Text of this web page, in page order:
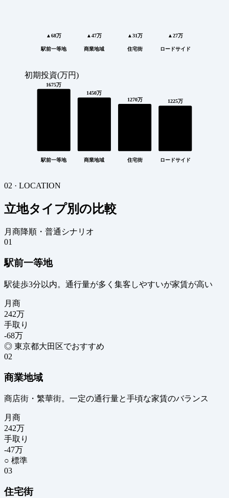
▲68万
駅前一等地
▲47万
商業地域
▲31万
住宅街
▲27万
ロードサイド
初期投資(万円)
1675万
駅前一等地
1450万
商業地域
1270万
住宅街
1225万
ロードサイド
02 · LOCATION
立地タイプ別の比較
月商降順・普通シナリオ
01
駅前一等地
駅徒歩3分以内。通行量が多く集客しやすいが家賃が高い
月商
242万
手取り
-68万
◎ 東京都大田区でおすすめ
02
商業地域
商店街・繁華街。一定の通行量と手頃な家賃のバランス
月商
242万
手取り
-47万
○ 標準
03
住宅街